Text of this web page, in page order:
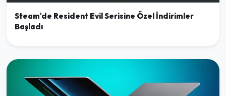
Steam'de Resident Evil Serisine Özel İndirimler
Başladı